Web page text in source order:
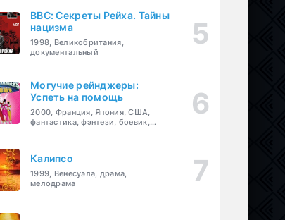
BBC: Секреты Рейха. Тайны
нацизма
1998, Великобритания,
документальный
Могучие рейнджеры:
Успеть на помощь
2000, Франция, Япония, США,
фантастика, фэнтези, боевик,
Калипсо
1999, Венесуэла, драма,
мелодрама